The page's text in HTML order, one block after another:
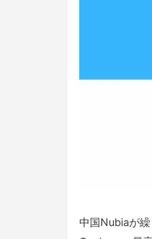
中国Nubiaが